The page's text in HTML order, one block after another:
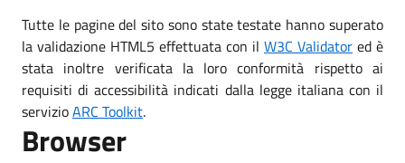
Tutte le pagine del sito sono state testate hanno superato
la validazione HTML5 effettuata con il W3C Validator ed è
stata inoltre verificata la loro conformità rispetto ai
requisiti di accessibilità indicati dalla legge italiana con il
servizioARC Toolkit.
Browser